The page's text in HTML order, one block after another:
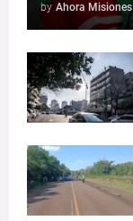
by Ahora Misiones